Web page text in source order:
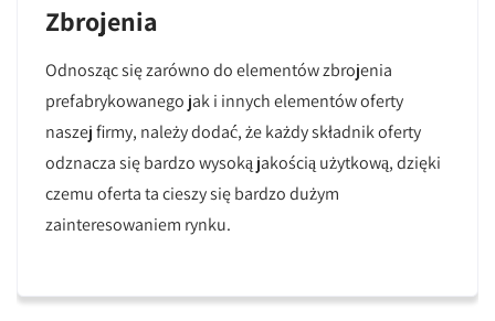
Zbrojenia
Odnosząc się zarówno do elementów zbrojenia
prefabrykowanego jak i innych elementów oferty
naszej firmy, należy dodać, że każdy składnik oferty
odznacza się bardzo wysoką jakością użytkową, dzięki
czemu oferta ta cieszy się bardzo dużym
zainteresowaniem rynku.